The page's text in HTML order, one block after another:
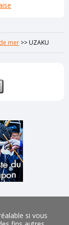
mer >>UZAKU
si vous